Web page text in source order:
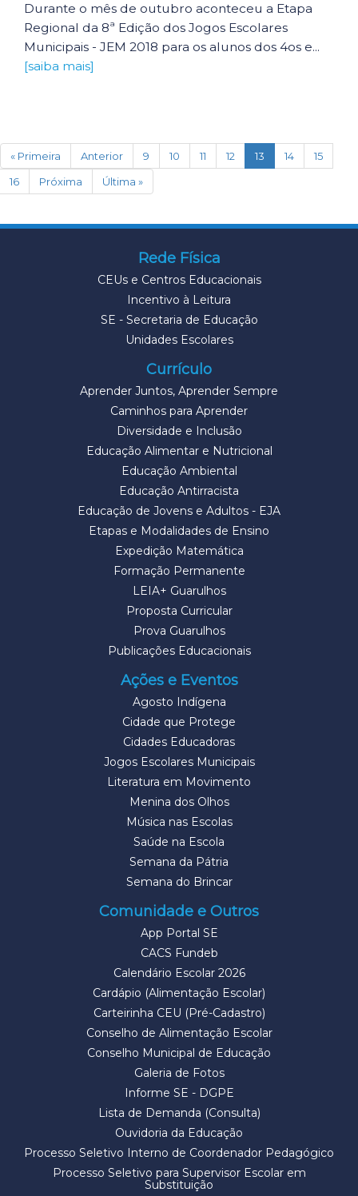
Durante o mês de outubro aconteceu a Etapa
Regional da 8ª Edição dos Jogos Escolares
Municipais - JEM 2018 para os alunos dos 4os e...
[saiba mais]
« Primeira Anterior 9 10 11 12 13 (current)
14
15
16
Próxima Última »
Rede Física
CEUs e Centros Educacionais
Incentivo à Leitura
SE - Secretaria de Educação
Unidades Escolares
Currículo
Aprender Juntos, Aprender Sempre
Caminhos para Aprender
Diversidade e Inclusão
Educação Alimentar e Nutricional
Educação Ambiental
Educação Antirracista
Educação de Jovens e Adultos - EJA
Etapas e Modalidades de Ensino
Expedição Matemática
Formação Permanente
LEIA+ Guarulhos
Proposta Curricular
Prova Guarulhos
Publicações Educacionais
Ações e Eventos
Agosto Indígena
Cidade que Protege
Cidades Educadoras
Jogos Escolares Municipais
Literatura em Movimento
Menina dos Olhos
Música nas Escolas
Saúde na Escola
Semana da Pátria
Semana do Brincar
Comunidade e Outros
App Portal SE
CACS Fundeb
Calendário Escolar 2026
Cardápio (Alimentação Escolar)
Carteirinha CEU (Pré-Cadastro)
Conselho de Alimentação Escolar
Conselho Municipal de Educação
Galeria de Fotos
Informe SE - DGPE
Lista de Demanda (Consulta)
Ouvidoria da Educação
Processo Seletivo Interno de Coordenador Pedagógico
Processo Seletivo para Supervisor Escolar em
Substituição